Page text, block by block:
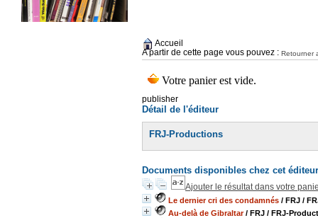
Accueil
A partir de cette page vous pouvez : Retourner
publisher
Détail de l'éditeur
FRJ-Productions
Documents disponibles chez cet éditeur
Ajouter le résultat dans votre
Le dernier cri des condamnés / FRJ /
Au-delà de Gibraltar/ FRJ / FRJ-